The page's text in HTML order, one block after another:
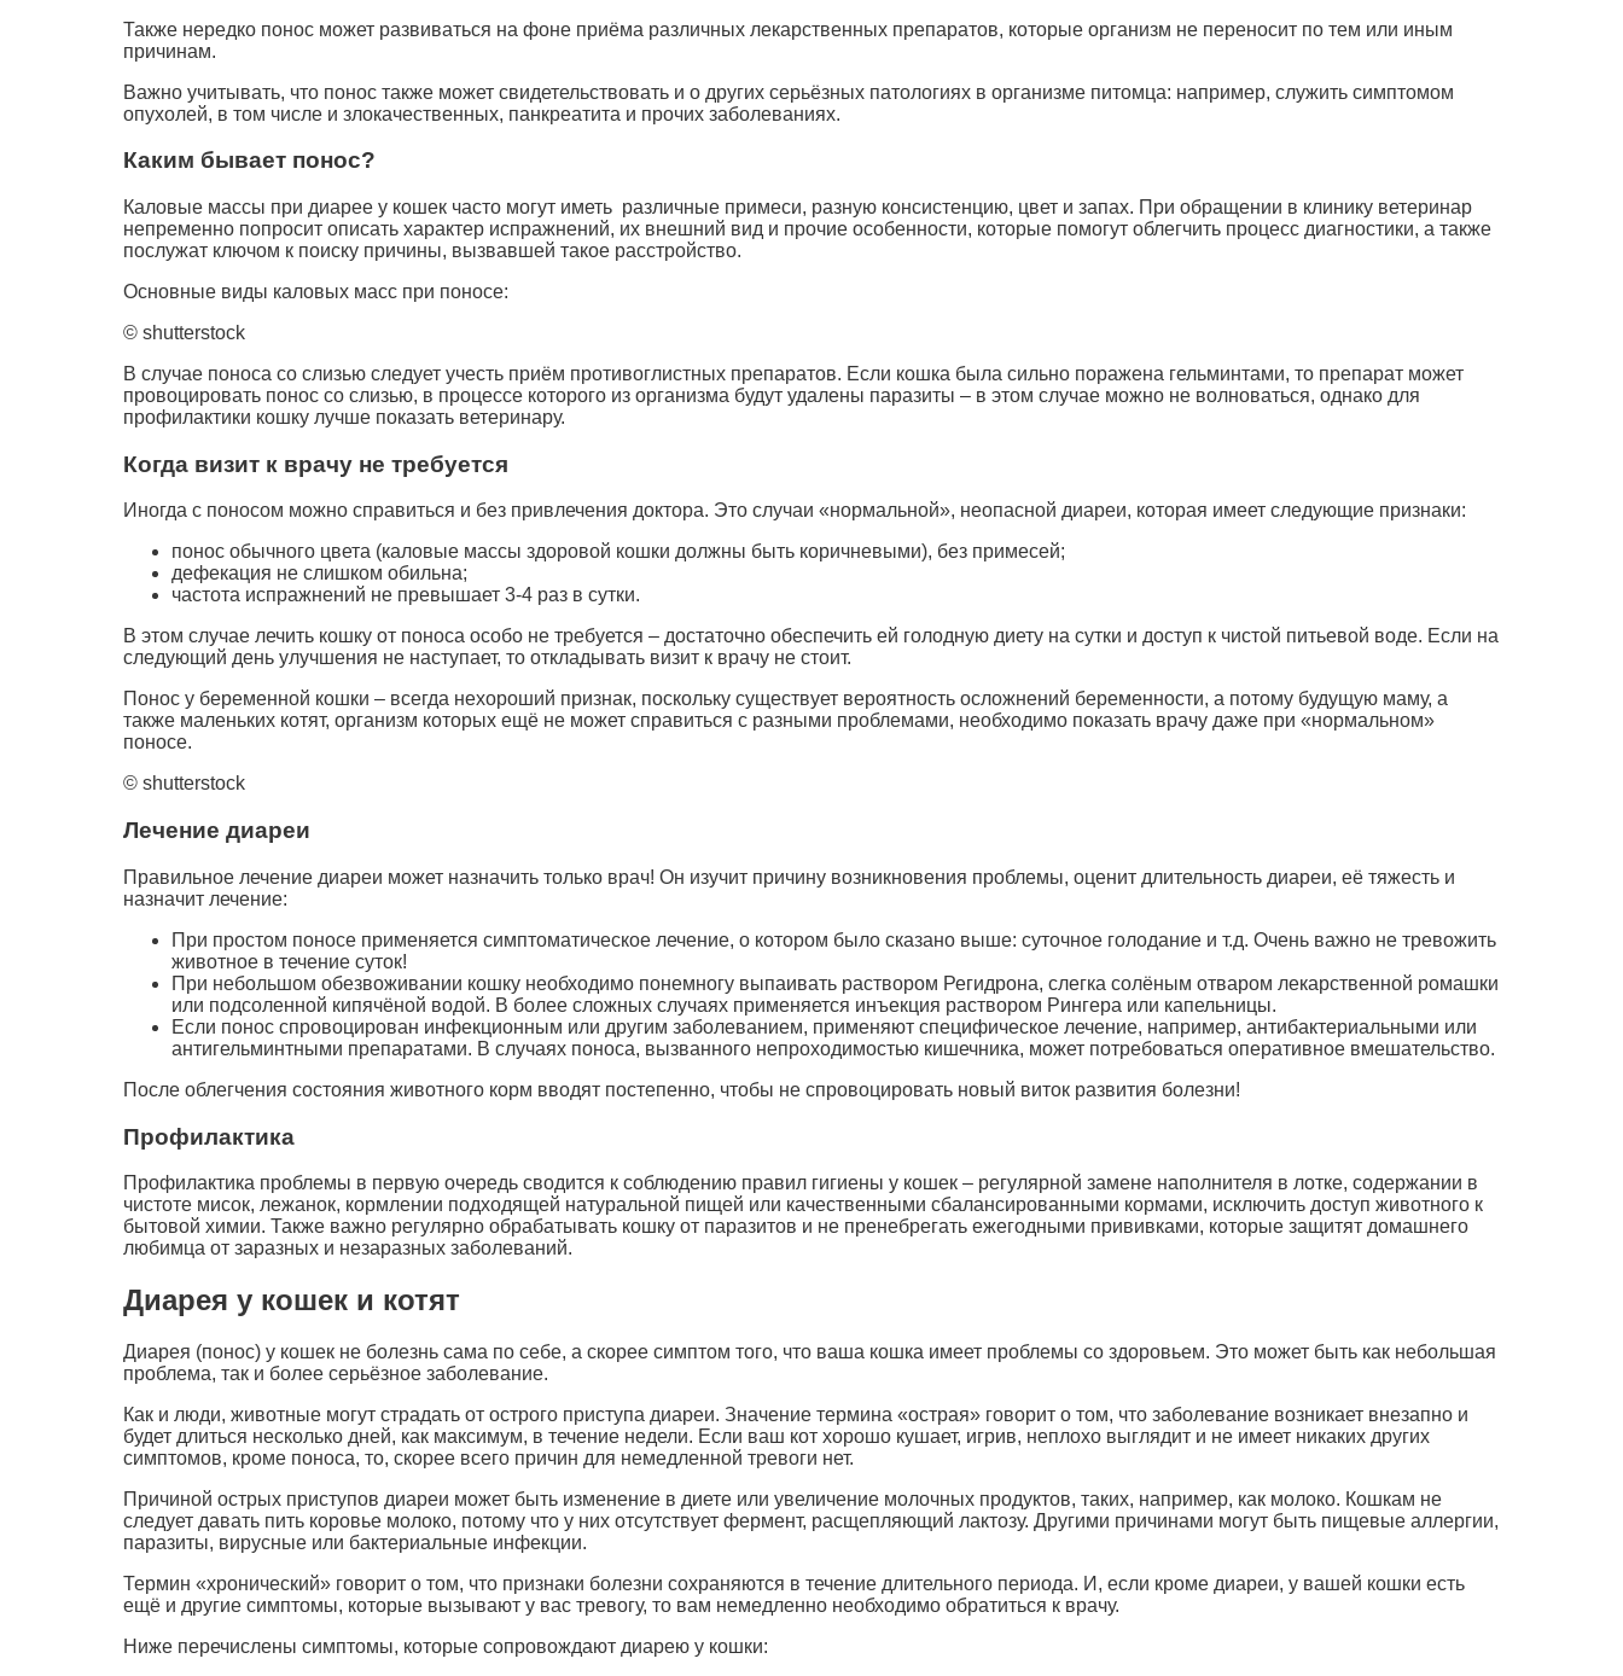
Также нередко понос может развиваться на фоне приёма различных лекарственных препаратов, которые организм не переносит по тем или иным
причинам.
Важно учитывать, что понос также может свидетельствовать и о других серьёзных патологиях в организме питомца: например, служить симптомом
опухолей, в том числе и злокачественных, панкреатита и прочих заболеваниях.
Каким бывает понос?
Каловые массы при диарее у кошек часто могут иметь различные примеси, разную консистенцию, цвет и запах. При обращении в клинику ветеринар
непременно попросит описать характер испражнений, их внешний вид и прочие особенности, которые помогут облегчить процесс диагностики, а также
послужат ключом к поиску причины, вызвавшей такое расстройство.
Основные виды каловых масс при поносе:
© shutterstock
В случае поноса со слизью следует учесть приём противоглистных препаратов. Если кошка была сильно поражена гельминтами, то препарат может
провоцировать понос со слизью, в процессе которого из организма будут удалены паразиты – в этом случае можно не волноваться, однако для
профилактики кошку лучше показать ветеринару.
Когда визит к врачу не требуется
Иногда с поносом можно справиться и без привлечения доктора. Это случаи «нормальной», неопасной диареи, которая имеет следующие признаки:
понос обычного цвета (каловые массы здоровой кошки должны быть коричневыми), без примесей;
дефекация не слишком обильна;
частота испражнений не превышает 3-4 раз в сутки.
В этом случае лечить кошку от поноса особо не требуется – достаточно обеспечить ей голодную диету на сутки и доступ к чистой питьевой воде. Если на
следующий день улучшения не наступает, то откладывать визит к врачу не стоит.
Понос у беременной кошки – всегда нехороший признак, поскольку существует вероятность осложнений беременности, а потому будущую маму, а
также маленьких котят, организм которых ещё не может справиться с разными проблемами, необходимо показать врачу даже при «нормальном»
поносе.
© shutterstock
Лечение диареи
Правильное лечение диареи может назначить только врач! Он изучит причину возникновения проблемы, оценит длительность диареи, её тяжесть и
назначит лечение:
При простом поносе применяется симптоматическое лечение, о котором было сказано выше: суточное голодание и т.д. Очень важно не тревожить
животное в течение суток!
При небольшом обезвоживании кошку необходимо понемногу выпаивать раствором Регидрона, слегка солёным отваром лекарственной ромашки
или подсоленной кипячёной водой. В более сложных случаях применяется инъекция раствором Рингера или капельницы.
Если понос спровоцирован инфекционным или другим заболеванием, применяют специфическое лечение, например, антибактериальными или
антигельминтными препаратами. В случаях поноса, вызванного непроходимостью кишечника, может потребоваться оперативное вмешательство.
После облегчения состояния животного корм вводят постепенно, чтобы не спровоцировать новый виток развития болезни!
Профилактика
Профилактика проблемы в первую очередь сводится к соблюдению правил гигиены у кошек – регулярной замене наполнителя в лотке, содержании в
чистоте мисок, лежанок, кормлении подходящей натуральной пищей или качественными сбалансированными кормами, исключить доступ животного к
бытовой химии. Также важно регулярно обрабатывать кошку от паразитов и не пренебрегать ежегодными прививками, которые защитят домашнего
любимца от заразных и незаразных заболеваний.
Диарея у кошек и котят
Диарея (понос) у кошек не болезнь сама по себе, а скорее симптом того, что ваша кошка имеет проблемы со здоровьем. Это может быть как небольшая
проблема, так и более серьёзное заболевание.
Как и люди, животные могут страдать от острого приступа диареи. Значение термина «острая» говорит о том, что заболевание возникает внезапно и
будет длиться несколько дней, как максимум, в течение недели. Если ваш кот хорошо кушает, игрив, неплохо выглядит и не имеет никаких других
симптомов, кроме поноса, то, скорее всего причин для немедленной тревоги нет.
Причиной острых приступов диареи может быть изменение в диете или увеличение молочных продуктов, таких, например, как молоко. Кошкам не
следует давать пить коровье молоко, потому что у них отсутствует фермент, расщепляющий лактозу. Другими причинами могут быть пищевые аллергии,
паразиты, вирусные или бактериальные инфекции.
Термин «хронический» говорит о том, что признаки болезни сохраняются в течение длительного периода. И, если кроме диареи, у вашей кошки есть
ещё и другие симптомы, которые вызывают у вас тревогу, то вам немедленно необходимо обратиться к врачу.
Ниже перечислены симптомы, которые сопровождают диарею у кошки: